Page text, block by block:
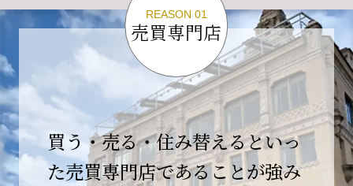
ご不便をおかけいたしますが、何卒ご理解の程
よろしくお願いいたします。
2026-04-17
【臨時休業のお知らせ】
平素より格別のご愛顧を賜り、誠にありがとう
ございます。
REASON 01
売買専門店
買う・売る・住み替えるといっ
た売買専門店であることが強み